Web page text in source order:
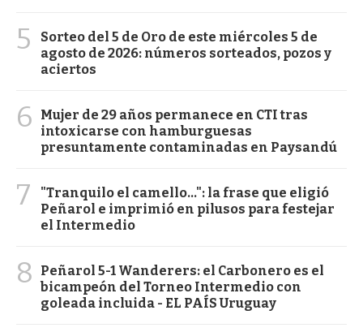
5
Sorteo del 5 de Oro de este miércoles 5 de
agosto de 2026: números sorteados, pozos y
aciertos
6
Mujer de 29 años permanece en CTI tras
intoxicarse con hamburguesas
presuntamente contaminadas en Paysandú
7
"Tranquilo el camello...": la frase que eligió
Peñarol e imprimió en pilusos para festejar
el Intermedio
8
Peñarol 5-1 Wanderers: el Carbonero es el
bicampeón del Torneo Intermedio con
goleada incluida - EL PAÍS Uruguay